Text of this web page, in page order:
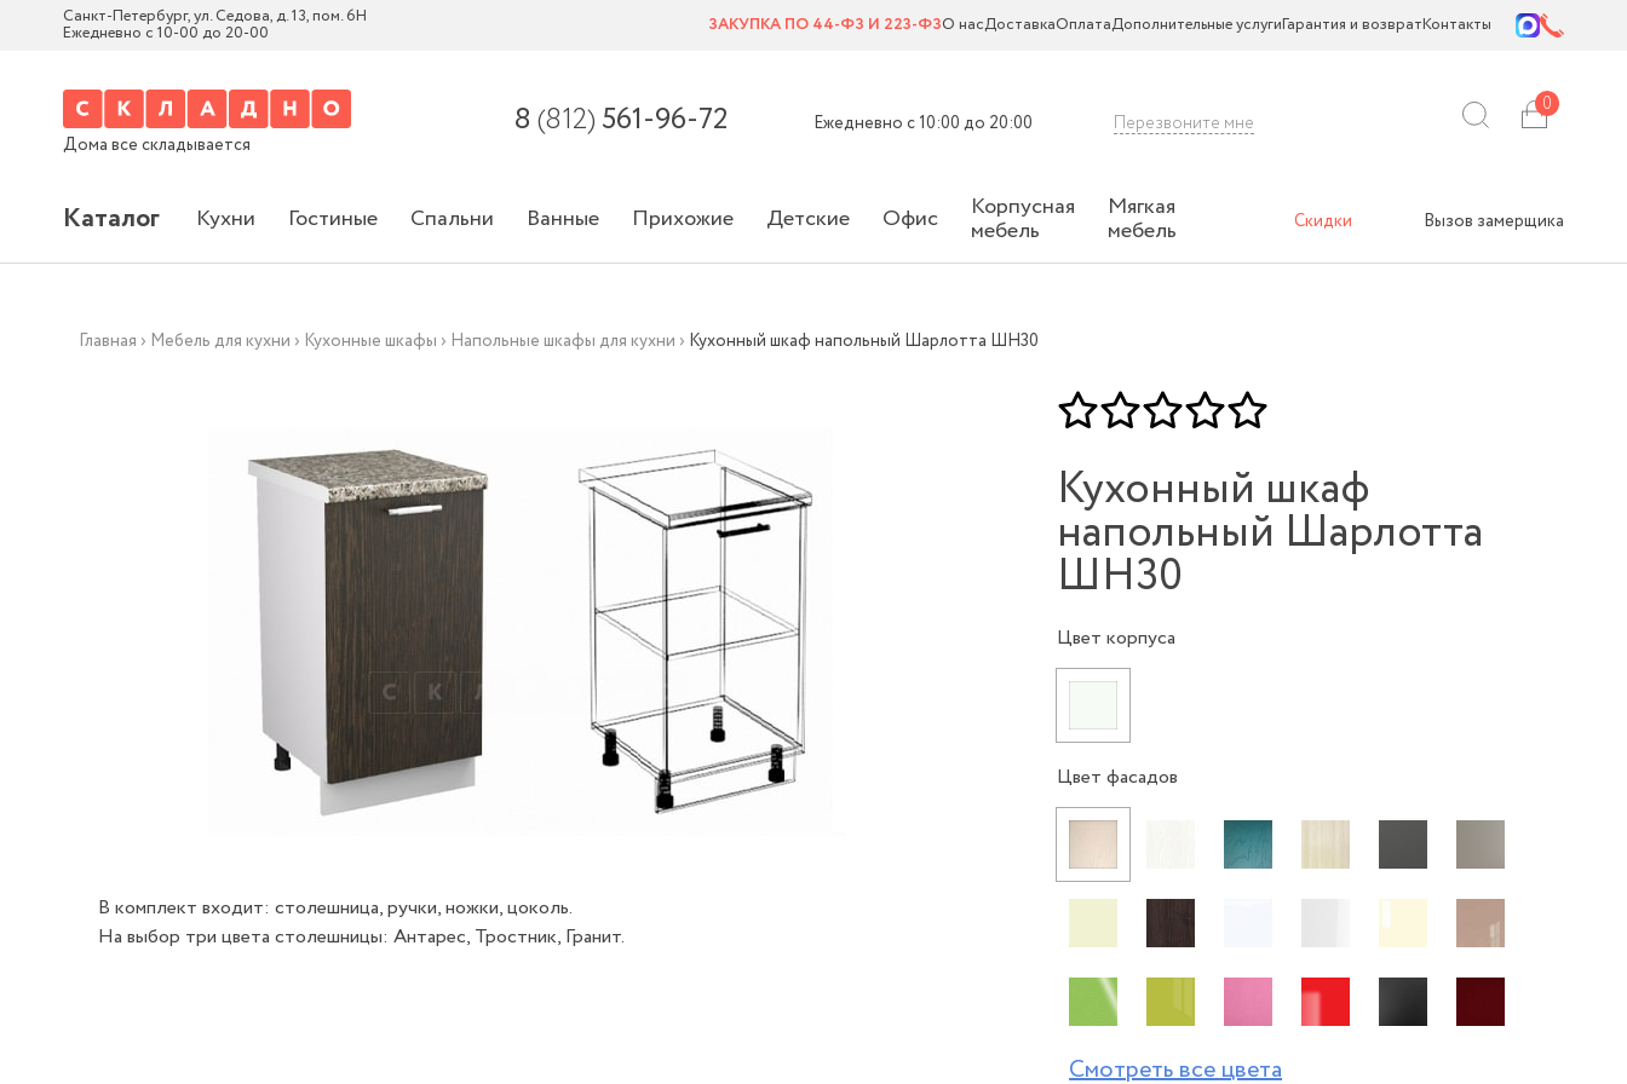
Санкт-Петербург, ул. Седова, д. 13, пом. 6Н
Ежедневно с 10-00 до 20-00 ЗАКУПКА ПО 44-ФЗ И 223-ФЗО насДоставкаОплатаДополнительные услугиГарантия и возвратКонтакты
Дома все складывается
8 (812) 561-96-72 Ежедневно с 10:00 до 20:00 Перезвоните мне
0
Каталог Кухни Гостиные Спальни Ванные Прихожие Детские Офис Корпусная
мебель
Мягкая
мебель Скидки Вызов замерщика
Главная › Мебель для кухни › Кухонные шкафы › Напольные шкафы для кухни › Кухонный шкаф напольный Шарлотта ШН30
В комплект входит: столешница, ручки, ножки, цоколь.
На выбор три цвета столешницы: Антарес, Тростник, Гранит.
Кухонный шкаф
напольный Шарлотта
ШН30
Цвет корпуса
Цвет фасадов
Смотреть все цвета